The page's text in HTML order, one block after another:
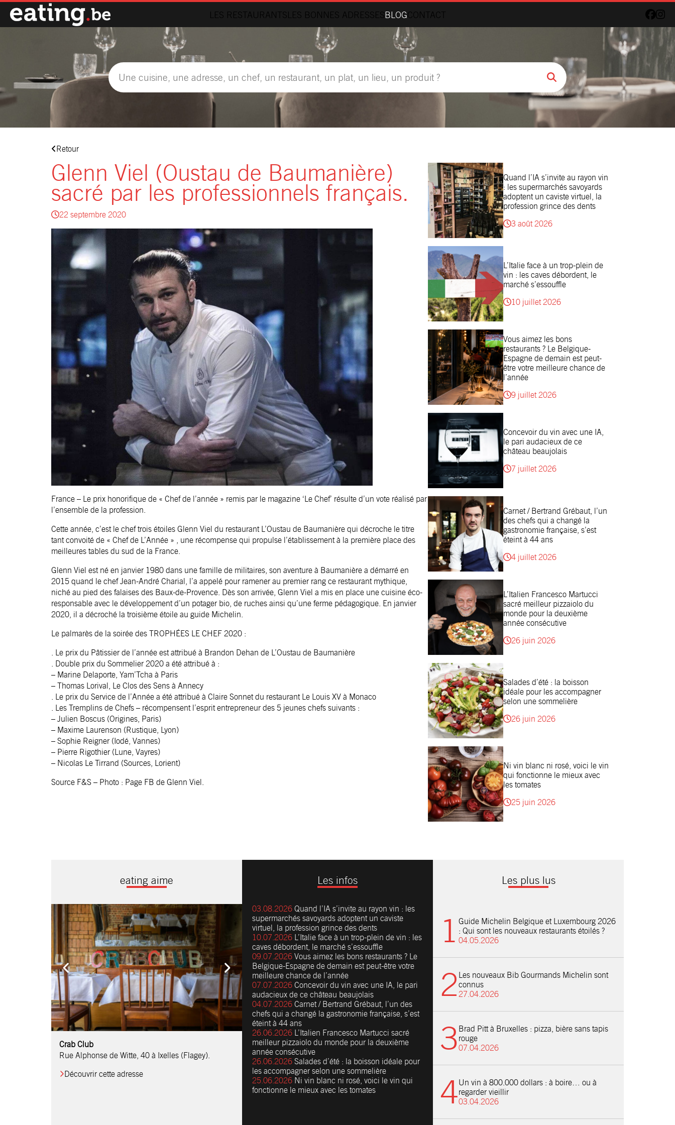
LES RESTAURANTSLES BONNES ADRESSESBLOGCONTACT
Retour
Glenn Viel (Oustau de Baumanière)
sacré par les professionnels français.
22 septembre 2020
France – Le prix honorifique de « Chef de l’année » remis par le magazine ‘Le Chef’ résulte d’un vote réalisé par
l’ensemble de la profession.
Cette année, c’est le chef trois étoiles Glenn Viel du restaurant L’Oustau de Baumanière qui décroche le titre
tant convoité de « Chef de L’Année » , une récompense qui propulse l’établissement à la première place des
meilleures tables du sud de la France.
Glenn Viel est né en janvier 1980 dans une famille de militaires, son aventure à Baumanière a démarré en
2015 quand le chef Jean-André Charial, l’a appelé pour ramener au premier rang ce restaurant mythique,
niché au pied des falaises des Baux-de-Provence. Dès son arrivée, Glenn Viel a mis en place une cuisine éco-
responsable avec le développement d’un potager bio, de ruches ainsi qu’une ferme pédagogique. En janvier
2020, il a décroché la troisième étoile au guide Michelin.
Le palmarès de la soirée des TROPHÉES LE CHEF 2020 :
. Le prix du Pâtissier de l’année est attribué à Brandon Dehan de L’Oustau de Baumanière
. Double prix du Sommelier 2020 a été attribué à :
– Marine Delaporte, Yam’Tcha à Paris
– Thomas Lorival, Le Clos des Sens à Annecy
. Le prix du Service de l’Année a été attribué à Claire Sonnet du restaurant Le Louis XV à Monaco
. Les Tremplins de Chefs – récompensent l’esprit entrepreneur des 5 jeunes chefs suivants :
– Julien Boscus (Origines, Paris)
– Maxime Laurenson (Rustique, Lyon)
– Sophie Reigner (Iodé, Vannes)
– Pierre Rigothier (Lune, Vayres)
– Nicolas Le Tirrand (Sources, Lorient)
Source F&S – Photo : Page FB de Glenn Viel.
Quand l’IA s’invite au rayon vin
: les supermarchés savoyards
adoptent un caviste virtuel, la
profession grince des dents
3 août 2026
L’Italie face à un trop-plein de
vin : les caves débordent, le
marché s’essouffle
10 juillet 2026
Vous aimez les bons
restaurants ? Le Belgique-
Espagne de demain est peut-
être votre meilleure chance de
l’année
9 juillet 2026
Concevoir du vin avec une IA,
le pari audacieux de ce
château beaujolais
7 juillet 2026
Carnet / Bertrand Grébaut, l’un
des chefs qui a changé la
gastronomie française, s’est
éteint à 44 ans
4 juillet 2026
L’Italien Francesco Martucci
sacré meilleur pizzaiolo du
monde pour la deuxième
année consécutive
26 juin 2026
Salades d’été : la boisson
idéale pour les accompagner
selon une sommelière
26 juin 2026
Ni vin blanc ni rosé, voici le vin
qui fonctionne le mieux avec
les tomates
25 juin 2026
eating aime
Comptoir Chouchou
Crab Club
Rue Alphonse de Witte, 40 à Ixelles (Flagey).
Découvrir cette adresse
OM Restaurant
Table & Comptoir
Le Relais d’Orti
Studio 97
Löctave Restaurant
F-eat Restaurant
L’Art des Mets
Restaurant Harmonie
La Table de Jean
Les infos
03.08.2026 Quand l’IA s’invite au rayon vin : les
supermarchés savoyards adoptent un caviste
virtuel, la profession grince des dents
10.07.2026 L’Italie face à un trop-plein de vin : les
caves débordent, le marché s’essouffle
09.07.2026 Vous aimez les bons restaurants ? Le
Belgique-Espagne de demain est peut-être votre
meilleure chance de l’année
07.07.2026 Concevoir du vin avec une IA, le pari
audacieux de ce château beaujolais
04.07.2026 Carnet / Bertrand Grébaut, l’un des
chefs qui a changé la gastronomie française, s’est
éteint à 44 ans
26.06.2026 L’Italien Francesco Martucci sacré
meilleur pizzaiolo du monde pour la deuxième
année consécutive
26.06.2026 Salades d’été : la boisson idéale pour
les accompagner selon une sommelière
25.06.2026 Ni vin blanc ni rosé, voici le vin qui
fonctionne le mieux avec les tomates
Les plus lus
Guide Michelin Belgique et Luxembourg 2026
: Qui sont les nouveaux restaurants étoilés ?
04.05.2026
Les nouveaux Bib Gourmands Michelin sont
connus
27.04.2026
Brad Pitt à Bruxelles : pizza, bière sans tapis
rouge
07.04.2026
Un vin à 800.000 dollars : à boire… ou à
regarder vieillir
03.04.2026